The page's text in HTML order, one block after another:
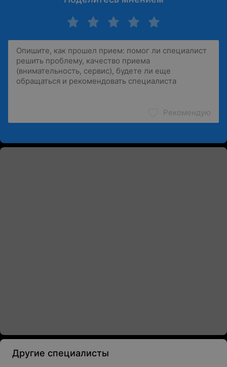
Рекомендую
Другие специалисты